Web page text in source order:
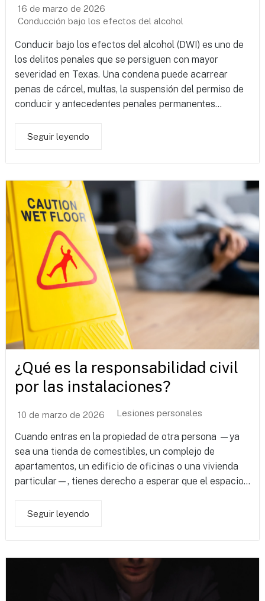
16 de marzo de 2026
Conducción bajo los efectos del alcohol
Conducir bajo los efectos del alcohol (DWI) es uno de
los delitos penales que se persiguen con mayor
severidad en Texas. Una condena puede acarrear
penas de cárcel, multas, la suspensión del permiso de
conducir y antecedentes penales permanentes...
Seguir leyendo
¿Qué es la responsabilidad civil
por las instalaciones?
10 de marzo de 2026 Lesiones personales
Cuando entras en la propiedad de otra persona —ya
sea una tienda de comestibles, un complejo de
apartamentos, un edificio de oficinas o una vivienda
particular—, tienes derecho a esperar que el espacio...
Seguir leyendo